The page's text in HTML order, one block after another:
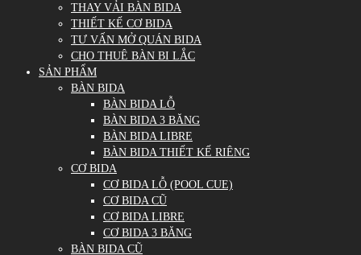
THAY VẢI BÀN BIDA
THIẾT KẾ CƠ BIDA
TƯ VẤN MỞ QUÁN BIDA
CHO THUÊ BÀN BI LẮC
SẢN PHẨM
BÀN BIDA
BÀN BIDA LỖ
BÀN BIDA 3 BĂNG
BÀN BIDA LIBRE
BÀN BIDA THIẾT KẾ RIÊNG
CƠ BIDA
CƠ BIDA LỖ (POOL CUE)
CƠ BIDA CŨ
CƠ BIDA LIBRE
CƠ BIDA 3 BĂNG
BÀN BIDA CŨ